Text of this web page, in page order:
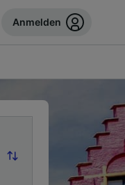
Anmelden